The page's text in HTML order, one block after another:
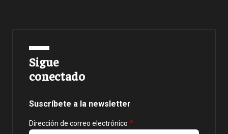
Sigue
conectado
Suscríbete a la newsletter
Dirección de correo electrónico